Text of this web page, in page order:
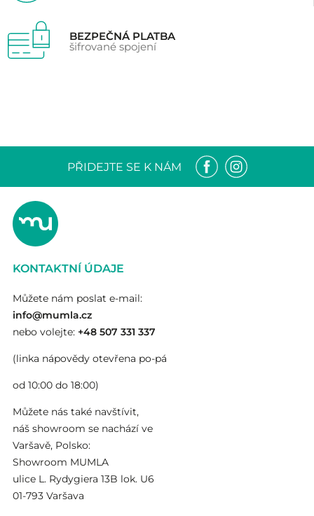
BEZPEČNÁ PLATBA
šifrované spojení
PŘIDEJTE SE K NÁM
KONTAKTNÍ ÚDAJE
Můžete nám poslat e-mail:
info@mumla.cz
nebo volejte: +48 507 331 337
(linka nápovědy otevřena po-pá
od 10:00 do 18:00)
Můžete nás také navštívit,
náš showroom se nachází ve
Varšavě, Polsko:
Showroom MUMLA
ulice L. Rydygiera 13B lok. U6
01-793 Varšava